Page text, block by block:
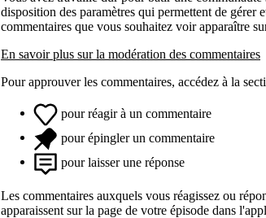
disposition des paramètres qui permettent de gérer
commentaires que vous souhaitez voir apparaître
En savoir plus sur la modération des commentaires
Pour approuver les commentaires, accédez à la
pour réagir à un commentaire
pour épingler un commentaire
pour laisser une réponse
Les commentaires auxquels vous réagissez ou
apparaissent sur la page de votre épisode dans